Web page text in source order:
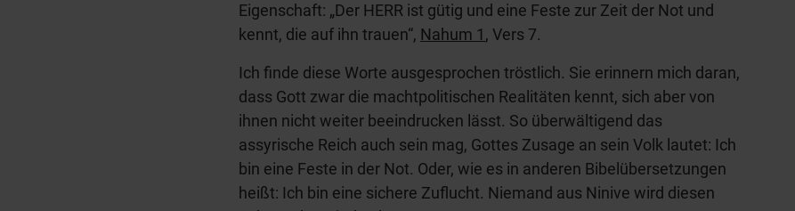
Eigenschaft: „Der HERR ist gütig und eine Feste zur Zeit der Not und
kennt, die auf ihn trauen“, Nahum 1 , Vers 7.
Ich finde diese Worte ausgesprochen tröstlich. Sie erinnern mich daran,
dass Gott zwar die machtpolitischen Realitäten kennt, sich aber von
ihnen nicht weiter beeindrucken lässt. So überwältigend das
assyrische Reich auch sein mag, Gottes Zusage an sein Volk lautet: Ich
bin eine Feste in der Not. Oder, wie es in anderen Bibelübersetzungen
heißt: Ich bin eine sichere Zuflucht. Niemand aus Ninive wird diesen